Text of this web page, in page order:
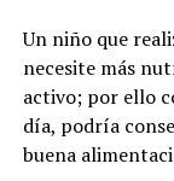
Un niño que
necesite más
activo; por ello
día, podría
buena